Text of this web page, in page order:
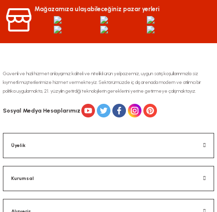
Mağazamıza ulaşabileceğiniz pazar yerleri
Güvenli ve hızlı hizmet anlayışımız kaliteli ve nitelikli ürün yelpazemiz, uygun satış koşullarınmızla siz
kıymetli müşterilerimize hizmet vermekteyiz. Sektörümüzde iç dış arenada modern ve atılımcı bir
politika uygulamakta, 21. yüzyılın getirdiği teknolojilerin gereklerini yerine getirmeye çalışmaktayız.
Sosyal Medya Hesaplarımız
Üyelik
Kurumsal